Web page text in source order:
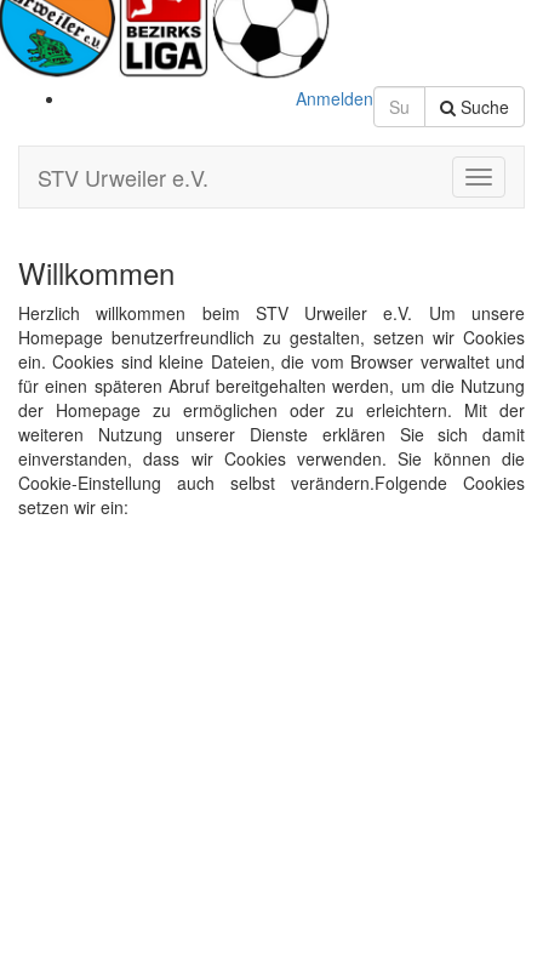
Suche
Anmelden
Toggle
STV Urweiler e.V.
Willkommen
Herzlich willkommen beim STV Urweiler e.V. Um unsere
Homepage benutzerfreundlich zu gestalten, setzen wir Cookies
ein. Cookies sind kleine Dateien, die vom Browser verwaltet und
für einen späteren Abruf bereitgehalten werden, um die Nutzung
der Homepage zu ermöglichen oder zu erleichtern. Mit der
weiteren Nutzung unserer Dienste erklären Sie sich damit
einverstanden, dass wir Cookies verwenden. Sie können die
Cookie-Einstellung auch selbst verändern.Folgende Cookies
setzen wir ein: